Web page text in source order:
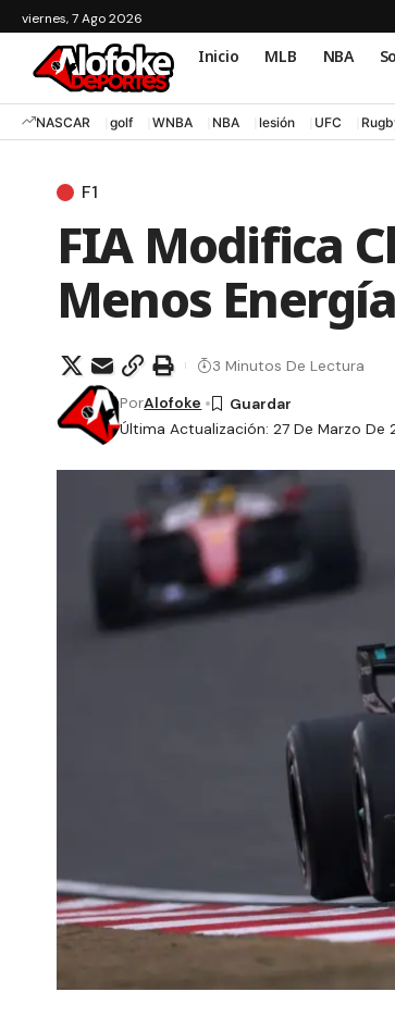
viernes, 7 Ago 2026
Inicio MLB NBA
NASCAR golf WNBA NBA lesión UFC
F1
FIA Modifica
Menos
Última Actualización: 27 De Marzo De
PorAlofoke
3 Minutos De Lectura